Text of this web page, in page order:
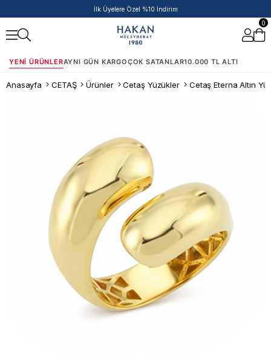
İlk Üyelere Özel %10 İndirim
0
YENI ÜRÜNLERAYNI GÜN KARGOÇOK SATANLAR10.000 TL ALTI
Anasayfa CETAŞ Ürünler Cetaş Yüzükler Cetaş Eterna Altın